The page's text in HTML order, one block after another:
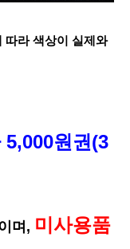
따라 색상이 실제와
5,000원권(3
며, 미사용품